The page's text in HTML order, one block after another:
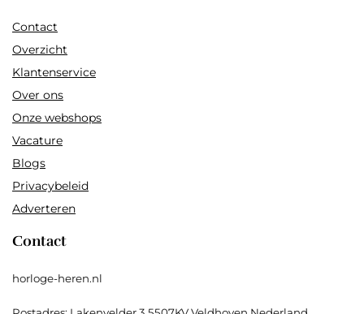
Contact
Overzicht
Klantenservice
Over ons
Onze webshops
Vacature
Blogs
Privacybeleid
Adverteren
Contact
horloge-heren.nl